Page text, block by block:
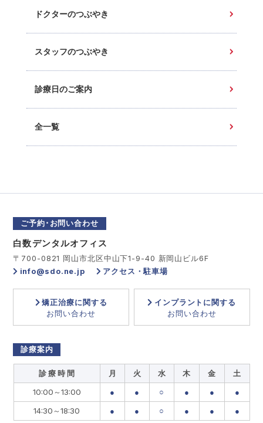
ドクターのつぶやき
スタッフのつぶやき
診療日のご案内
全一覧
ご予約･お問い合わせ
白数デンタルオフィス
〒700-0821 岡山市北区中山下1-9-40 新岡山ビル6F
info@sdo.ne.jp
アクセス・駐車場
矯正治療に関する
お問い合わせ
インプラントに関する
お問い合わせ
診療案内
診 療 時 間 月 火 水 木 金
土
10:00～13:00
● ● ○ ● ●
●
14:30～18:30
● ● ○ ● ● ●